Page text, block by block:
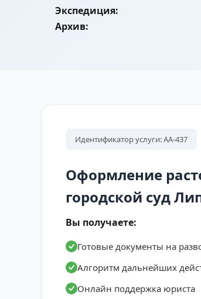
Экспедиция:
Архив:
Идентификатор услуги: АА-437
Оформление
городской суд
Вы получаете:
Готовые документы на
Алгоритм дальнейших
Онлайн поддержка юриста